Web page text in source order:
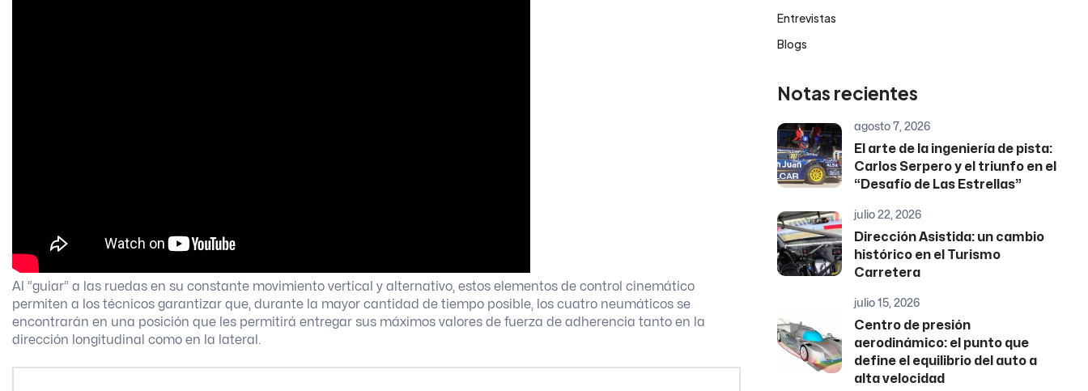
Al “guiar” a las ruedas en su constante movimiento vertical y alternativo, estos elementos de control cinemático
permiten a los técnicos garantizar que, durante la mayor cantidad de tiempo posible, los cuatro neumáticos se
encontrarán en una posición que les permitirá entregar sus máximos valores de fuerza de adherencia tanto en la
dirección longitudinal como en la lateral.
Entrevistas
Blogs
Notas recientes
agosto 7, 2026
El arte de la ingeniería de pista:
Carlos Serpero y el triunfo en el
“Desafío de Las Estrellas”
julio 22, 2026
Dirección Asistida: un cambio
histórico en el Turismo
Carretera
julio 15, 2026
Centro de presión
aerodinámico: el punto que
define el equilibrio del auto a
alta velocidad